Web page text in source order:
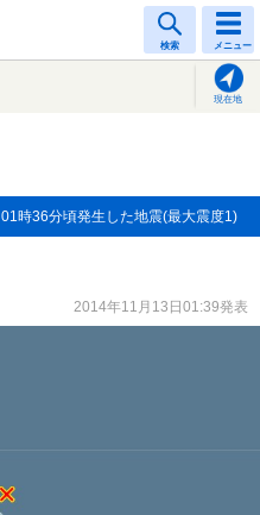
検索 メニュー
現在地
01時36分頃発生した地震(最大震度1)
2014年11月13日01:39発表